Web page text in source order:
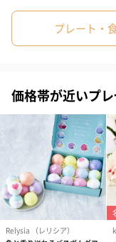
フラワーテディベア
（2,390円）
紅茶・コーヒー・
紅茶・コーヒー・スイ
への＋αにおすすめで
プレート・
価格帯が近いプ